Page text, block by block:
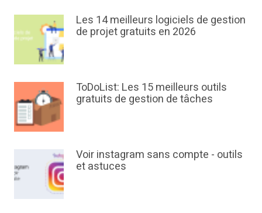
Les 14 meilleurs logiciels de gestion
de projet gratuits en 2026
ToDoList: Les 15 meilleurs outils
gratuits de gestion de tâches
Voir instagram sans compte - outils
et astuces